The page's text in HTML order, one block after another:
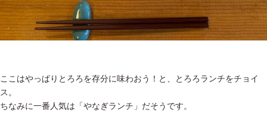
ここはやっぱりとろろを存分に味わおう！と、とろろランチをチョイ
ス。
ちなみに一番人気は「やなぎランチ」だそうです。